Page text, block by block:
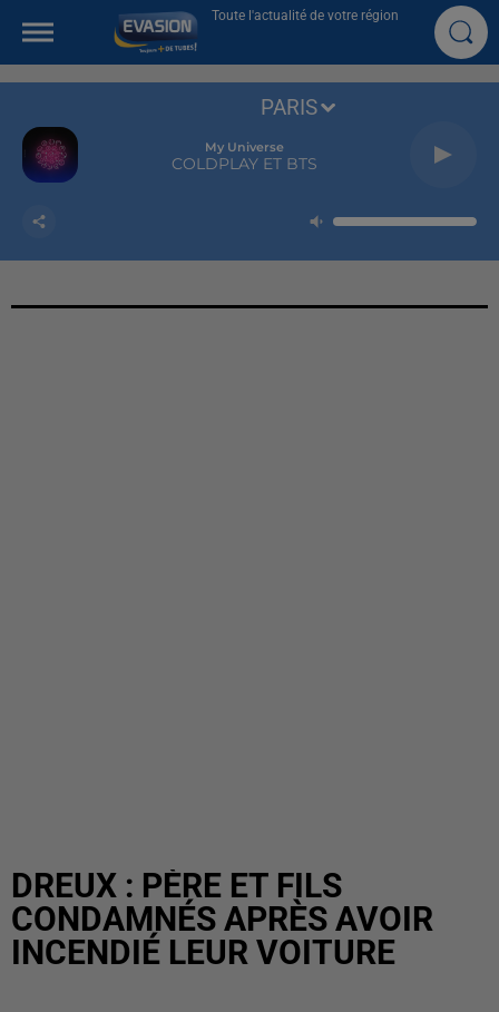
Toute l'actualité de votre région
My Universe
COLDPLAY ET BTS
PARIS
DREUX : PÈRE ET FILS
CONDAMNÉS APRÈS AVOIR
INCENDIÉ LEUR VOITURE